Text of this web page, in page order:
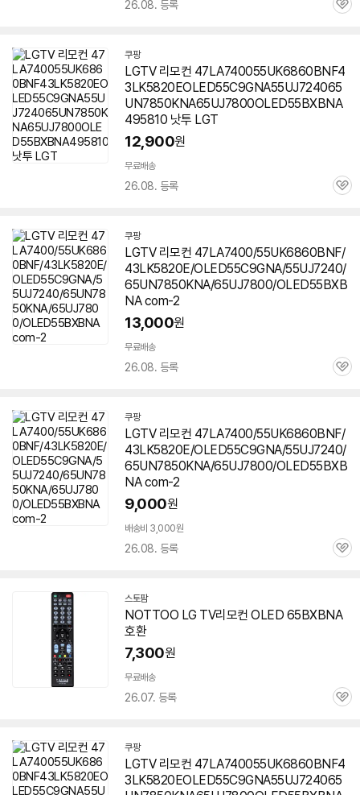
26.08. 등록
관
쿠팡
LGTV 리모컨 47LA740055UK6860BNF4
3LK5820EOLED55C9GNA55UJ724065
UN7850KNA65UJ7800OLED55BXBNA
495810 낫투 LGT
12,900원
무료배송
26.08. 등록
관
쿠팡
LGTV 리모컨 47LA7400/55UK6860BNF/
43LK5820E/OLED55C9GNA/55UJ7240/
65UN7850KNA/65UJ7800/OLED55BXB
NA com-2
13,000원
무료배송
26.08. 등록
관
쿠팡
LGTV 리모컨 47LA7400/55UK6860BNF/
43LK5820E/OLED55C9GNA/55UJ7240/
65UN7850KNA/65UJ7800/OLED55BXB
NA com-2
9,000원
배송비 3,000원
26.08. 등록
관
스토팜네
버
이
NOTTOO LG TV리모컨 OLED 65BXBNA
호환
7,300원
무료배송
26.07. 등록
관
쿠팡
LGTV 리모컨 47LA740055UK6860BNF4
3LK5820EOLED55C9GNA55UJ724065